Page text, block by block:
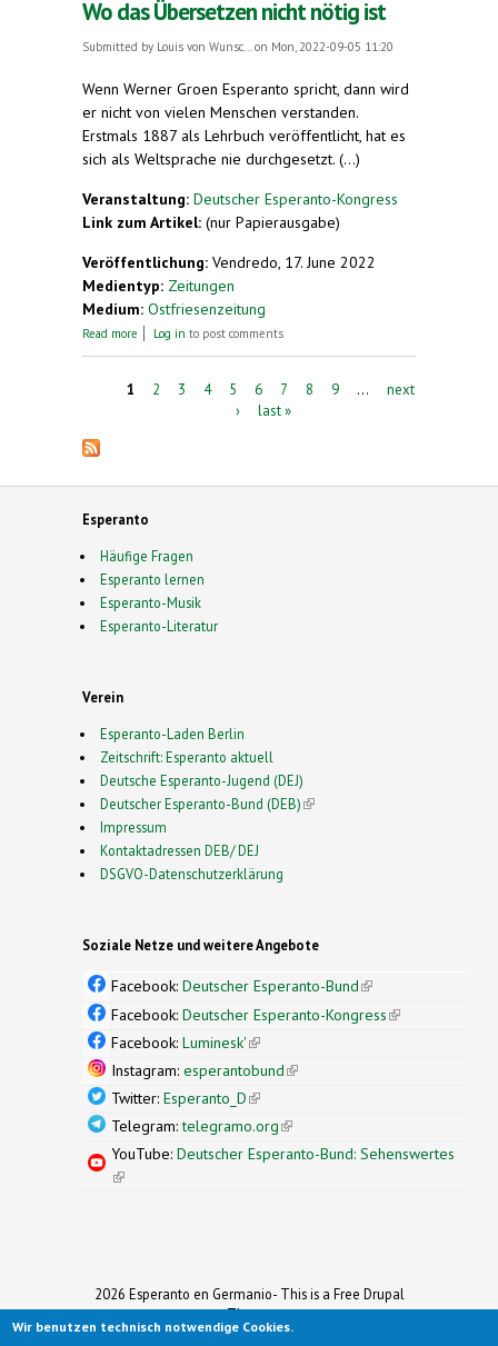
Wo das Übersetzen nicht nötig ist
Submitted by Louis von Wunsc... on Mon, 2022-09-05 11:20
Wenn Werner Groen Esperanto spricht, dann wird
er nicht von vielen Menschen verstanden.
Erstmals 1887 als Lehrbuch veröffentlicht, hat es
sich als Weltsprache nie durchgesetzt. (...)
Veranstaltung: Deutscher Esperanto-Kongress
Link zum Artikel: (nur Papierausgabe)
Veröffentlichung: Vendredo, 17. June 2022
Medientyp: Zeitungen
Medium: Ostfriesenzeitung
Read more about Wo das Übersetzen nicht nötig ist
Log in to post comments
Pages
1 2 3 4 5 6 7 8 9 …
next
›
last »
Esperanto
Häufige Fragen
Esperanto lernen
Esperanto-Musik
Esperanto-Literatur
Verein
Esperanto-Laden Berlin
Zeitschrift: Esperanto aktuell
Deutsche Esperanto-Jugend (DEJ)
Deutscher Esperanto-Bund (DEB)(link is external)
Impressum
Kontaktadressen DEB/ DEJ
DSGVO-Datenschutzerklärung
Soziale Netze und weitere Angebote
Facebook: Deutscher Esperanto-Bund(link is
external)
Facebook: Deutscher Esperanto-Kongress(link is
Facebook: Luminesk'(link is external)
Instagram: esperantobund(link is external)
Twitter: Esperanto_D(link is external)
Telegram:telegramo.org(link is external)
YouTube: Deutscher Esperanto-Bund: Sehenswertes
(link is external)
2026 Esperanto en Germanio- This is a Free Drupal
Theme
Ported to Drupal for the Open Source Community by
Wir benutzen technisch notwendige Cookies.